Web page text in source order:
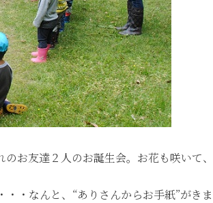
のお友達２人のお誕生会。お花も咲い
・・なんと、“ありさんからお手紙”が